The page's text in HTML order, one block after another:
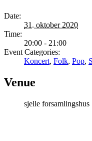
Date:
31. oktober 2020
Time:
20:00 - 21:00
Event Categories:
Koncert, Folk, Pop,
Venue
sjelle forsamlingshus